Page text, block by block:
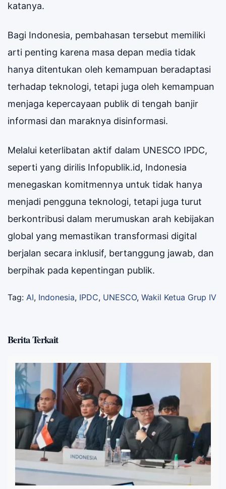
katanya.
Bagi Indonesia, pembahasan tersebut memiliki
arti penting karena masa depan media tidak
hanya ditentukan oleh kemampuan beradaptasi
terhadap teknologi, tetapi juga oleh kemampuan
menjaga kepercayaan publik di tengah banjir
informasi dan maraknya disinformasi.
Melalui keterlibatan aktif dalam UNESCO IPDC,
seperti yang dirilis Infopublik.id, Indonesia
menegaskan komitmennya untuk tidak hanya
menjadi pengguna teknologi, tetapi juga turut
berkontribusi dalam merumuskan arah kebijakan
global yang memastikan transformasi digital
berjalan secara inklusif, bertanggung jawab, dan
berpihak pada kepentingan publik.
Tag: AI, Indonesia, IPDC, UNESCO, Wakil Ketua Grup IV
Berita Terkait